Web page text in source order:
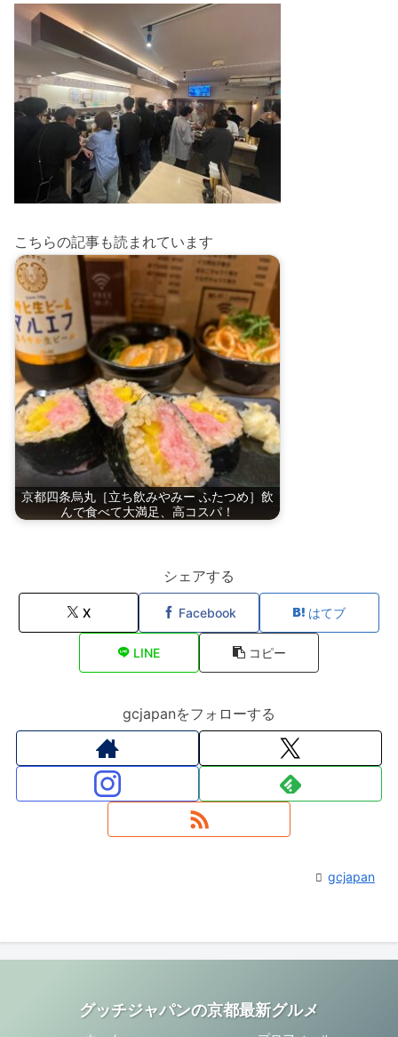
こちらの記事も読まれています
京都四条烏丸［立ち飲みやみー ふたつめ］飲
んで食べて大満足、高コスパ！
シェアする
X Facebook はてブ
LINE コピー
gcjapanをフォローする
gcjapan
グッチジャパンの京都最新グルメ